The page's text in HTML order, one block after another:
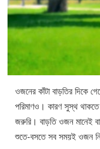
ওজনের কাঁটা বাড়তির দিকে
পরিমাণও। কারণ সুস্থ থাকতে
জরুরি। বাড়তি ওজন মানেই
শুতে-বসতে সব সময়ই ওজন